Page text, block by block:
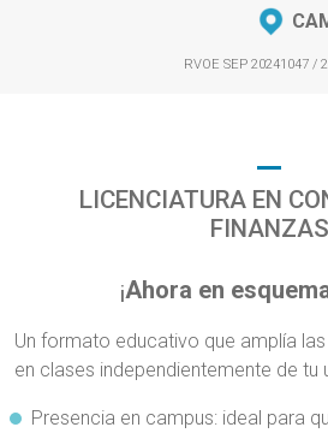
RVOE SEP 20241047 /
LICENCIATURA EN
FINANZAS
¡Ahora en
Un formato educativo que amplía
en clases independientemente de tu
Presencia en campus: ideal para